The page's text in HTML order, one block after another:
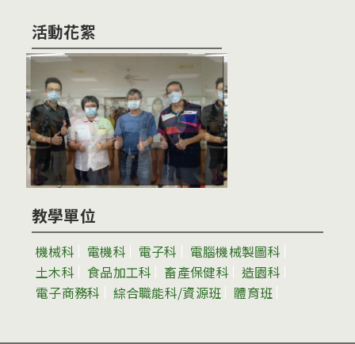
活動花絮
教學單位
機械科 電機科 電子科
電腦機械製圖科
土木科
食品加工科 畜產保健科
造園科
電子商務科
綜合職能科/資源班 體育班